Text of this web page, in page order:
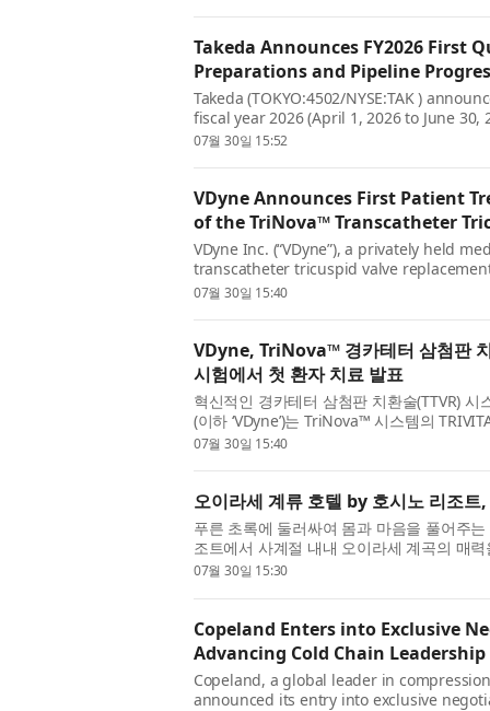
Takeda Announces FY2026 First
Preparations and Pipeline
Takeda (TOKYO:4502/NYSE:TAK )
fiscal year 2026 (April 1, 2026 to June
execution and operational momentum.
07월 30일 15:52
VDyne Announces First Patient
of the TriNova™ Transcatheter
VDyne Inc. (“VDyne”), a privately held
transcatheter tricuspid valve
patient has been enrolled and tr...
07월 30일 15:40
VDyne, TriNova™ 경카테터 삼첨판
시험에서 첫 환자 치료 발표
혁신적인 경카테터 삼첨판 치환술(TTVR)
(이하 ‘VDyne’)는 TriNova™ 시스템의
치료를 받았다고 발표했다. 이 무작...
07월 30일 15:40
오이라세 계류 호텔 by 호시노 리조
푸른 초록에 둘러싸여 몸과 마음을 풀어주
조트에서 사계절 내내 오이라세 계곡의 매
다. 오이라세 계곡의 명소를 탐방...
07월 30일 15:30
Copeland Enters into Exclusive
Advancing Cold Chain Leadership
Copeland, a global leader in
announced its entry into exclusive